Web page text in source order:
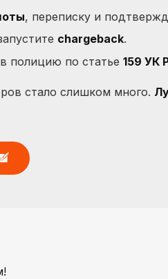
, переписку и
chargeback.
полицию по статье 159 УК
стало слишком много.